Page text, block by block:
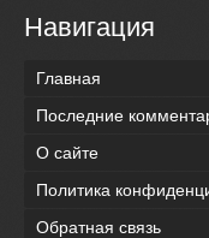
Навигация
Главная
Последние
О сайте
Политика
Обратная связь